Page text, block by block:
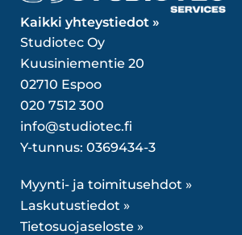
Kaikki yhteystiedot »
Studiotec Oy
Kuusiniementie 20
02710 Espoo
020 7512 300
info@studiotec.fi
Y-tunnus: 0369434-3
Myynti- ja toimitusehdot »
Laskutustiedot »
Tietosuojaseloste »